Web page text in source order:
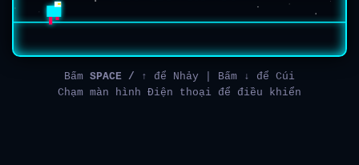
Bấm SPACE / ↑ để Nhảy | Bấm ↓
để Cúi
Chạm màn hình Điện thoại để điều khiển